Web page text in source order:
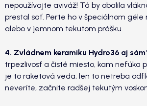
nepoužívajte aviváž! Tá by obalila
prestal sať. Perte ho v špeciálnom géle
alebo v jemnom tekutom prášku.
4. Zvládnem keramiku Hydro36 aj
trpezlivosť a čisté miesto, kam nefúka
je to raketová veda, len to netreba
neveríte, začnite radšej tekutým